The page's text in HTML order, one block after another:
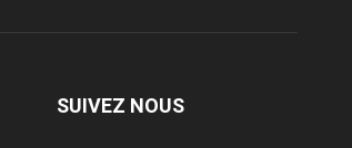
SUIVEZ NOUS